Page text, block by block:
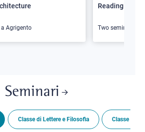
Agrigento
Reading
Two seminars
Seminari
Classe di Lettere e Filosofia Classe di